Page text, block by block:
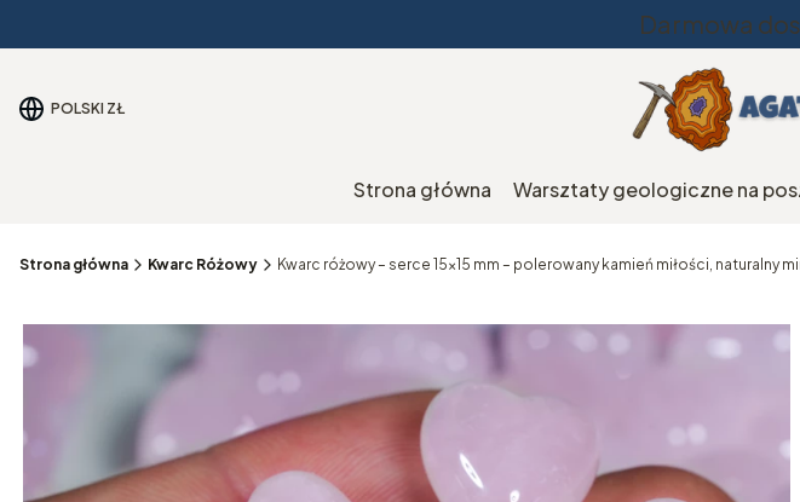
Darmowa
POLSKI ZŁ
Strona główna Warsztaty geologiczne na
Strona główna Kwarc Różowy Kwarc różowy – serce 15x15 mm – polerowany kamień miłości, naturalny